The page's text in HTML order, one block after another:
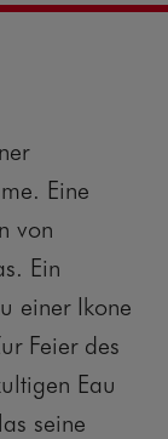
Eine
von
Ein
einer Ikone
Feier des
Eau
seine